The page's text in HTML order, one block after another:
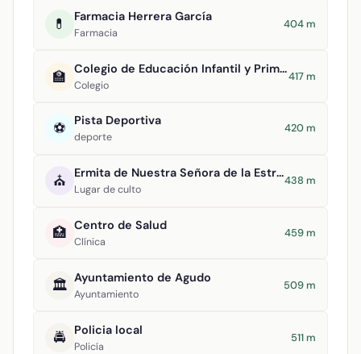
💊 Farmacia Herrera García
Farmacia
404 m
🏫 Colegio de Educación Infantil y Primaria Virgen de la Estrella
Colegio
417 m
⚽ Pista Deportiva
deporte
420 m
⛪ Ermita de Nuestra Señora de la Estrella
Lugar de culto
438 m
🏥 Centro de Salud
Clínica
459 m
🏛️ Ayuntamiento de Agudo
Ayuntamiento
509 m
🚔 Policia local
Policía
511 m